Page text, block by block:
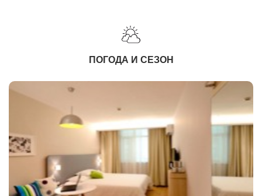
ПОГОДА И СЕЗОН